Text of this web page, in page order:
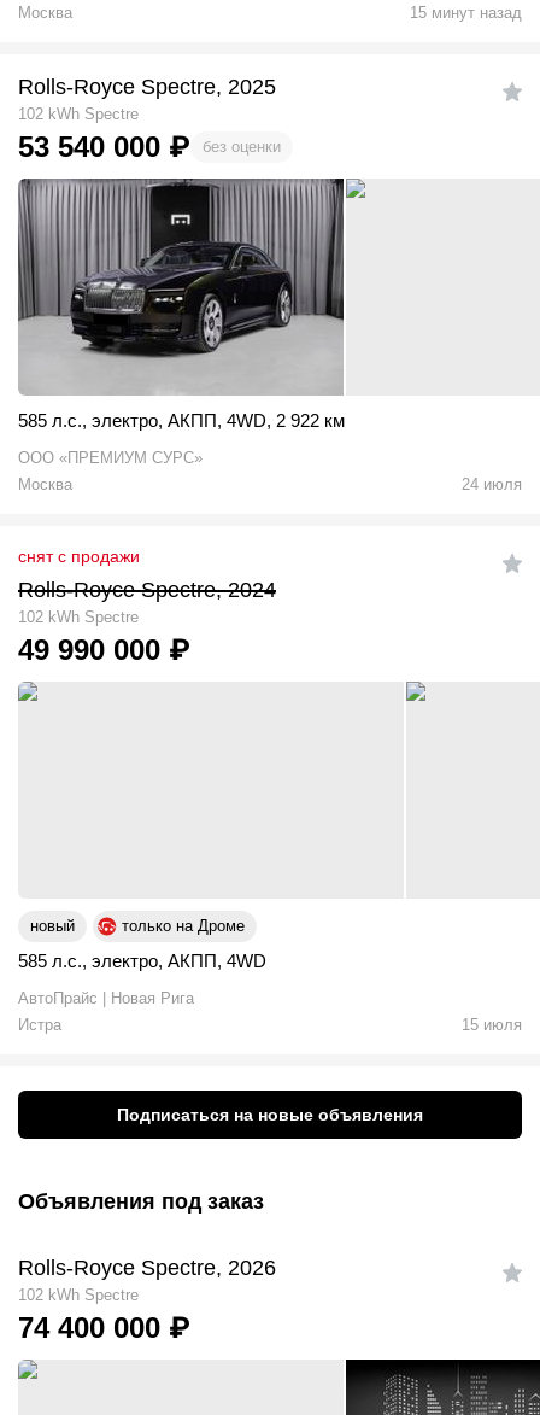
Москва 15 минут назад
Rolls-Royce Spectre, 2025
102 kWh Spectre
53 540 000 ₽ без оценки
585 л.с., электро, АКПП, 4WD, 2 922 км
ООО «ПРЕМИУМ СУРС»
Москва
24 июля
снят с продажи
Rolls-Royce Spectre, 2024
102 kWh Spectre
49 990 000 ₽
новый только на Дроме
585 л.с., электро, АКПП, 4WD
АвтоПрайс | Новая Рига
Истра
15 июля
Подписаться на новые объявления
Объявления под заказ
Rolls-Royce Spectre, 2026
102 kWh Spectre
74 400 000 ₽